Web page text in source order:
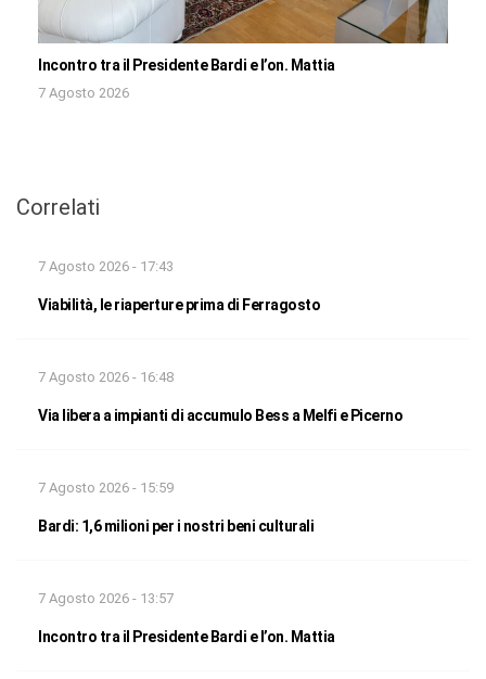
Incontro tra il Presidente Bardi e l’on. Mattia
7 Agosto 2026
Correlati
7 Agosto 2026 - 17:43
Viabilità, le riaperture prima di Ferragosto
7 Agosto 2026 - 16:48
Via libera a impianti di accumulo Bess a Melfi e Picerno
7 Agosto 2026 - 15:59
Bardi: 1,6 milioni per i nostri beni culturali
7 Agosto 2026 - 13:57
Incontro tra il Presidente Bardi e l’on. Mattia